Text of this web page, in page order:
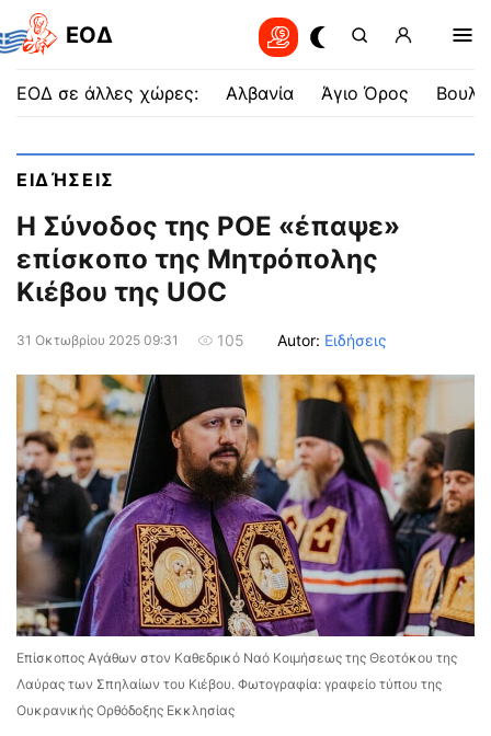
EOΔ
ΕΟΔ σε άλλες χώρες: Αλβανία Άγιο Όρος
ΕΙΔΉΣΕΙΣ
Η Σύνοδος της ΡΟΕ «έπαψε»
επίσκοπο της Μητρόπολης
Κιέβου της UOC
31 Οκτωβρίου 2025 09:31 105 Autor: Ειδήσεις
Επίσκοπος Αγάθων στον Καθεδρικό Ναό Κοιμήσεως της Θεοτόκου της
Λαύρας των Σπηλαίων του Κιέβου. Φωτογραφία: γραφείο τύπου της
Ουκρανικής Ορθόδοξης Εκκλησίας